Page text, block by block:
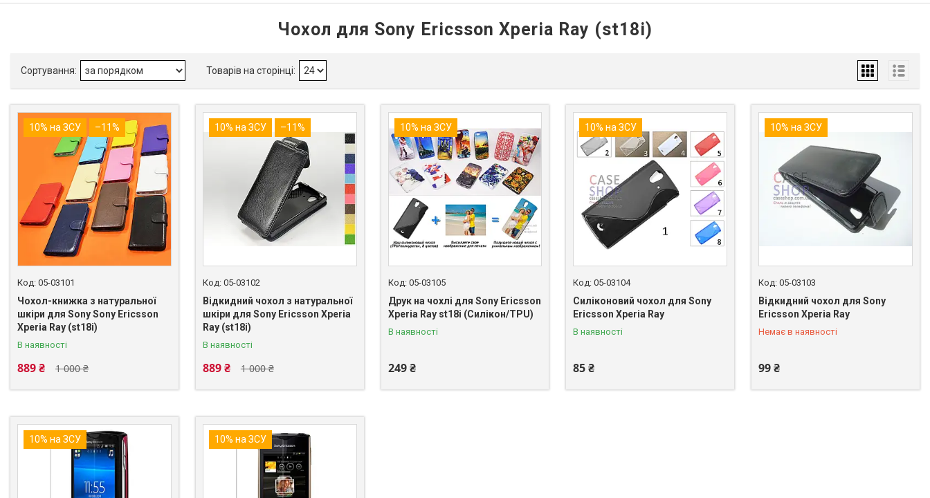
Чохол для Sony Ericsson Xperia Ray (st18i)
10% на ЗСУ –11%
05-03101
Чохол-книжка з натуральної
шкіри для Sony Sony Ericsson
Xperia Ray (st18i)
В наявності
1 000 ₴
889 ₴
10% на ЗСУ –11%
05-03102
Відкидний чохол з натуральної
шкіри для Sony Ericsson Xperia
Ray (st18i)
В наявності
1 000 ₴
889 ₴
10% на ЗСУ
05-03105
Друк на чохлі для Sony Ericsson
Xperia Ray st18i (Силікон/TPU)
В наявності
249 ₴
10% на ЗСУ
05-03104
Силіконовий чохол для Sony
Ericsson Xperia Ray
В наявності
85 ₴
10% на ЗСУ
05-03103
Відкидний чохол для Sony
Ericsson Xperia Ray
Немає в наявності
99 ₴
10% на ЗСУ 10% на ЗСУ